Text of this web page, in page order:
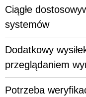
Ciągłe
systemów
Dodatkowy
przeglądaniem
Potrzeba